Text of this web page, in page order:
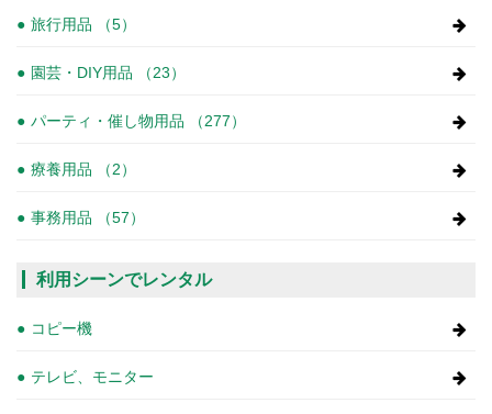
旅行用品 （5）
園芸・DIY用品 （23）
パーティ・催し物用品 （277）
療養用品 （2）
事務用品 （57）
利用シーンでレンタル
コピー機
テレビ、モニター